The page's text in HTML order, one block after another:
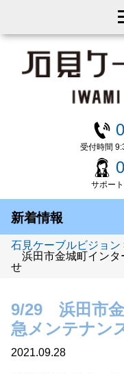
受付時間
サポー
新着情報
石見ケーブルビジョン
浜田市金城町インタ
せ
9/29 浜田市
急メンテナン
2021.09.28